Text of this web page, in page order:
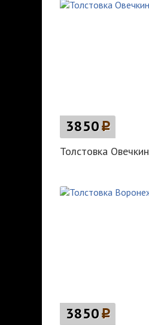
3850p
Толстовка Овечкин
3850p